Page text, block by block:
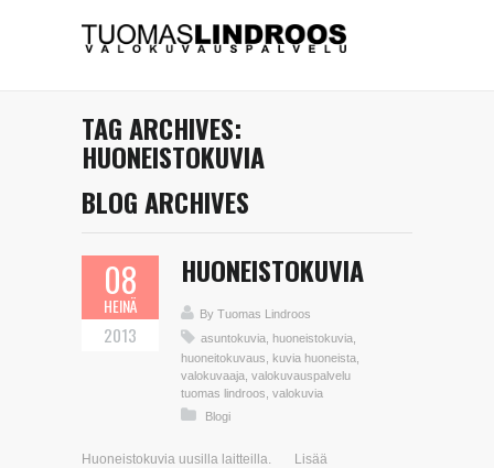
TAG ARCHIVES:
HUONEISTOKUVIA
BLOG ARCHIVES
08
HEINÄ
2013
HUONEISTOKUVIA
By Tuomas Lindroos
asuntokuvia huoneistokuvia
huoneitokuvaus kuvia huoneista
valokuvaaja valokuvauspalvelu
tuomas lindroos valokuvia
Blogi
Huoneistokuvia uusilla laitteilla. Lisää